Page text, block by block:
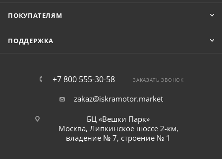
ПОКУПАТЕЛЯМ
ПОДДЕРЖКА
+7 800 555-30-58 ЗАКАЗАТЬ ЗВОНОК
zakaz@iskramotor.market
БЦ «Вешки Парк»
Москва, Липкинское шоссе 2-км,
владение № 7, строение № 1